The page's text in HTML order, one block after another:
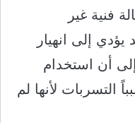
فنية غير
إلى انهيار
إلى أن استخدام
التسربات لأنها لم